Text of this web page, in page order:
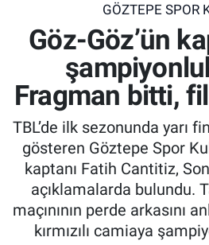
GÖZTEPE SPOR
Göz-Göz’ün
Fragman bitti,
TBL’de ilk sezonunda yarı
gösteren Göztepe Spor
kaptanı Fatih Cantitiz,
açıklamalarda bulundu.
maçınının perde arkasını
kırmızılı camiaya
İzmir Namaz Vakitleri
İzmir Trafik Yoğunluk
Süper Lig Puan Durumu ve
Tüm Manşetler
Son Dakika Haberleri
Haber Arşivi